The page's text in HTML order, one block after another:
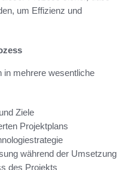
um Effizienz und
in mehrere wesentliche
Ziele
Projektplans
während der Umsetzung
des Projekts